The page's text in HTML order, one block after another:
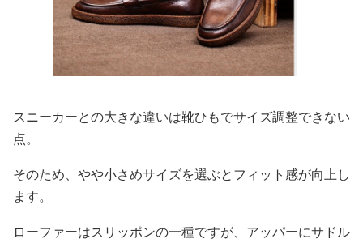
スニーカーとの大きな違いは靴ひもでサイズ調整できない
点。
そのため、やや小さめサイズを選ぶとフィット感が向上し
ます。
ローファーはスリッポンの一種ですが、アッパーにサドル